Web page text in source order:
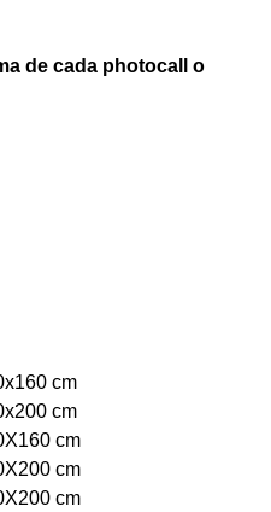
de cada photocall o
cm
cm
cm
cm
cm